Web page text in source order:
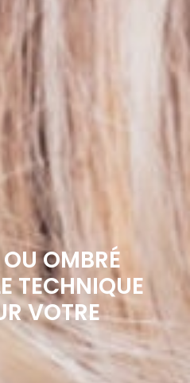
OMBRÉ
TECHNIQUE
VOTRE